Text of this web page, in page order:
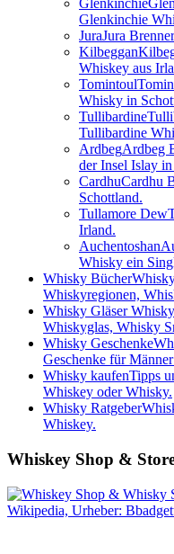
Glenkinchie
Glenkinchie
JuraJura
Kilbeggan
Whiskey aus
Tomintoul
Whisky in
Tullibardine
Tullibardine
ArdbegArdbeg
der Insel Islay
CardhuCardhu
Schottland.
Tullamore Dew
Irland.
Auchentoshan
Whisky ein
Whisky Bücher
Whiskyregionen,
Whisky Gläser
Whiskyglas, Whisky
Whisky Geschenke
Geschenke für
Whisky kaufenTipps
Whiskey oder Whisky.
Whisky Ratgeber
Whiskey.
Whiskey Shop &